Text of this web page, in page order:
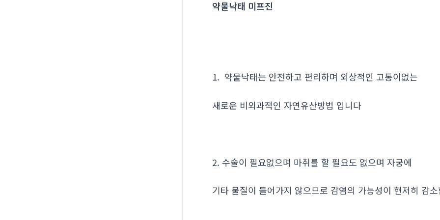
약물낙태 미프진
1. 약물낙태는 안전하고 편리하며 외상적인 고통이없는
새로운 비외과적인 자연유산방법 입니다
2. 수술이 필요없으며 마취를 할 필요도 없으며 자궁에
기타 물질이 들어가지 않으므로 감염의 가능성이 현저히 감